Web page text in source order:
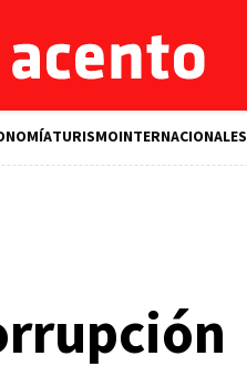
TURISMOINTERNACIONALES